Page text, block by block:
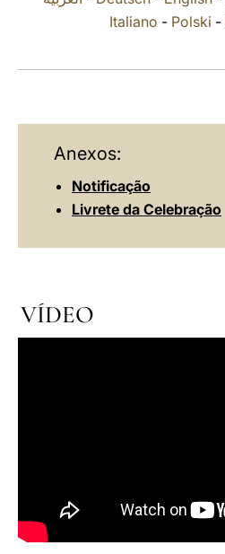
Italiano - Polski -
Anexos:
Notificação
Livrete da Celebração
VÍDEO